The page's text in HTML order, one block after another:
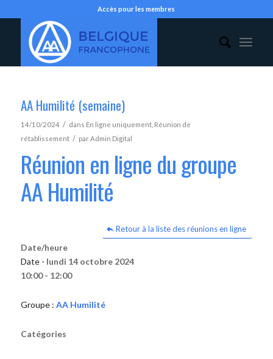
Accès pour les membres
AA Humilité (semaine)
14/10/2024 / dans En ligne uniquement, Réunion de
rétablissement / parAdmin Digital
Réunion en ligne du groupe
AA Humilité
Retour à la liste des réunions en ligne
Date/heure
Date - lundi 14 octobre 2024
10:00 - 12:00
Groupe : AA Humilité
Catégories